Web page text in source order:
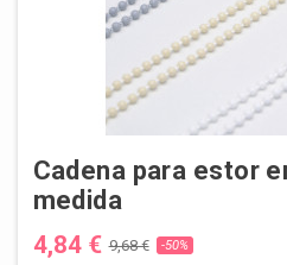
Cadena para estor
medida
4,84 € 9,68 € -50%